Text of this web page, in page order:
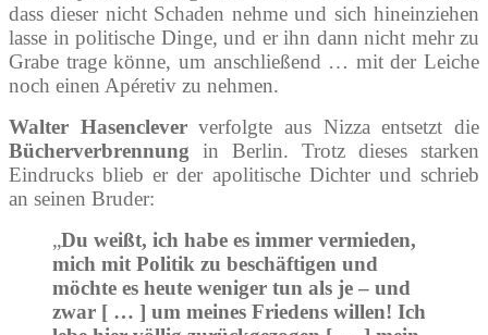
dass dieser nicht Schaden nehme und sich hineinziehen
lasse in politische Dinge, und er ihn dann nicht mehr zu
Grabe trage könne, um anschließend … mit der Leiche
noch einen Apéretiv zu nehmen.
Walter Hasencleververfolgte aus Nizza entsetzt die
Bücherverbrennung in Berlin. Trotz dieses starken
Eindrucks blieb er der apolitische Dichter und schrieb
an seinen Bruder:
„Du weißt, ich habe es immer vermieden,
mich mit Politik zu beschäftigen und
möchte es heute weniger tun als je – und
zwar [ … ] um meines Friedens willen! Ich